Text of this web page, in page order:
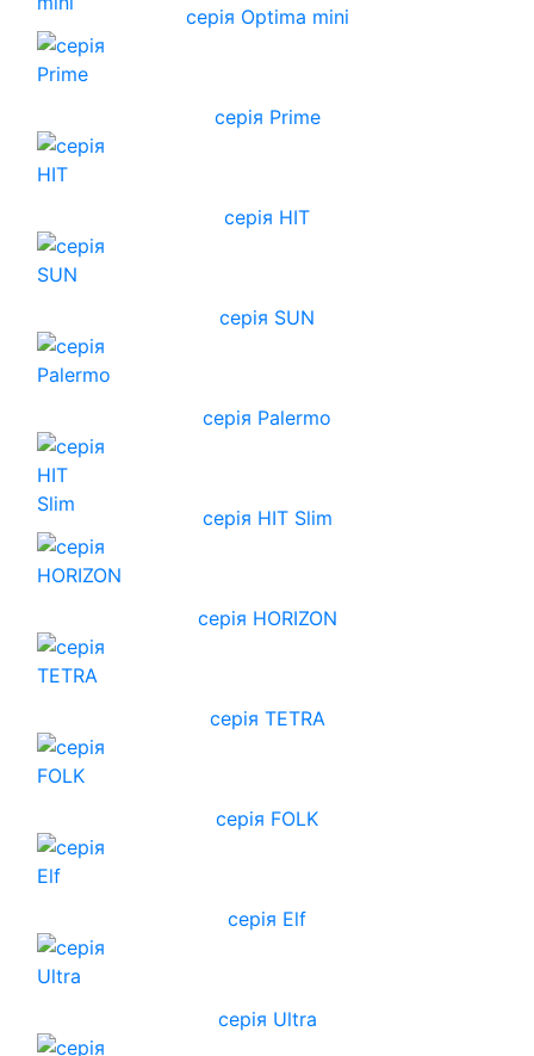
серія Optima mini
серія Prime
серія HIT
серія SUN
серія Palermo
серія HIT Slim
cерія HORIZON
серія TETRA
серія FOLK
серія Elf
серія Ultra